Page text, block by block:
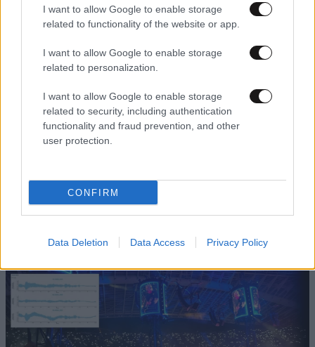
I want to allow Google to enable storage
related to functionality of the website or app.
I want to allow Google to enable storage
related to personalization.
I want to allow Google to enable storage
related to security, including authentication
functionality and fraud prevention, and other
user protection.
CONFIRM
Data Deletion Data Access Privacy Policy
Οι «outsiders» των Metallica: Η συναυλία όπως την
έζησαν εκατοντάδες fans του συγκροτήματος που